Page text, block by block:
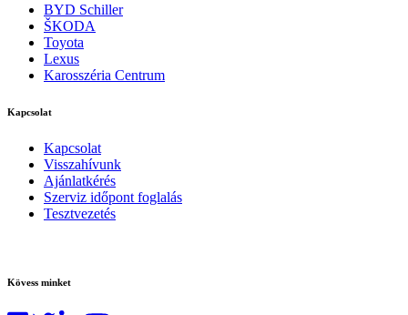
BYD Schiller
ŠKODA
Toyota
Lexus
Karosszéria Centrum
Kapcsolat
Kapcsolat
Visszahívunk
Ajánlatkérés
Szerviz időpont foglalás
Tesztvezetés
Kövess minket